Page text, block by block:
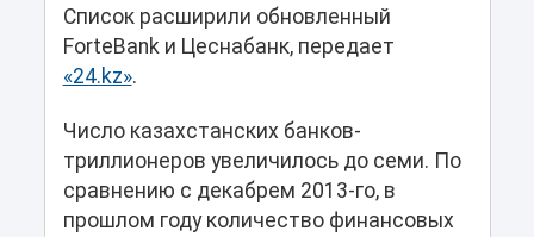
Список расширили обновленный
ForteBank и Цеснабанк, передает
«24.kz».
Число казахстанских банков-
триллионеров увеличилось до семи. По
сравнению с декабрем 2013-го, в
прошлом году количество финансовых